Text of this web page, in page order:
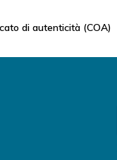
di autenticità (COA)